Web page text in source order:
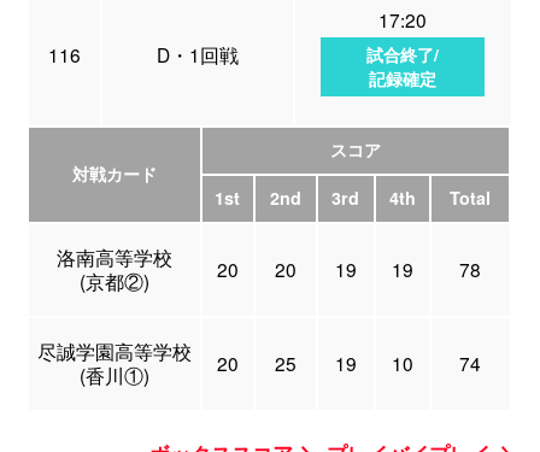
116 D・1回戦
17:20
試合終了/
記録確定
対戦カード
スコア
1st
2nd 3rd 4th Total
洛南高等学校
(京都②)
20 20 19 19 78
尽誠学園高等学校
(香川①)
20 25 19 10 74